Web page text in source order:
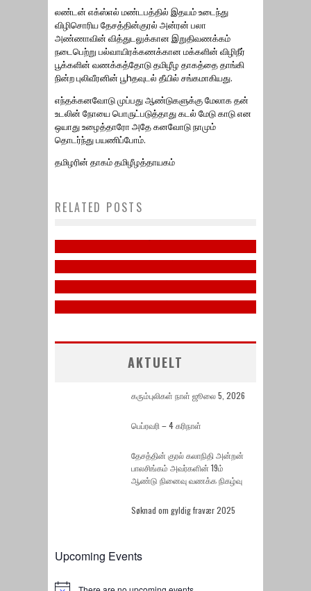
லண்டன் எக்ஸ்எல் மண்டபத்தில் இதயம் உடைந்து
விழிசொரிய தேசத்தின்குரல் அன்ரன் பலா
அண்ணாவின் வித்துடலுக்கான இறுதிவணக்கம்
நடைபெற்று பல்வாயிரக்கணக்கான மக்களின் விழிநீர்
பூக்களின் வணக்கத்தோடு தமிழீழ தாகத்தை தாங்கி
நின்ற புலிவீரனின் பூhதவுடல் தீயில் சங்கமாகியது.
எந்தக்கனவோடு முப்பது ஆண்டுகளுக்கு மேலாக தன்
உடலின் நோயை பொருட்படுத்தாது கடல் மேடு காடு என
ஒயாது உழைத்தாரோ அதே கனவோடு நாமும்
தொடர்ந்து பயணிப்போம்.
தமிழரின் தாகம் தமிழீழத்தாயகம்
RELATED POSTS2026
தேசத்தின் குரல் கலாநிதி
19ம் ஆண்டு நினைவு வணக்க
நிகழ்வு
December 14, 2025
2025
October 4, 2025
பார்த்தீபன் பசியோடு …
October 4, 2025
AKTUELT
கரும்புலிகள் நாள் ஜூலை 5, 2026
பெப்ரவரி – 4 கரிநாள்
தேசத்தின் குரல் கலாநிதி அன்றன்
பாலசிங்கம் அவர்களின் 19ம்
ஆண்டு நினைவு வணக்க நிகழ்வு
Søknad om gyldig fravær 2025
Upcoming Events